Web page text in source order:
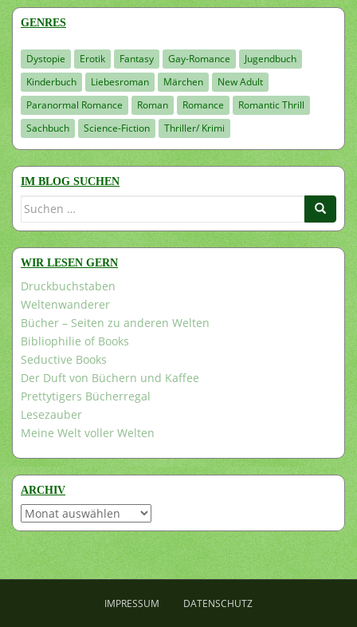
GENRES
Dystopie Erotik Fantasy Gay-Romance
Jugendbuch
Kinderbuch
Liebesroman Märchen
New Adult
Paranormal Romance
Roman Romance
Romantic Thrill
Sachbuch
Science-Fiction Thriller/ Krimi
IM BLOG SUCHEN
Suchen
WIR LESEN GERN
Druckbuchstaben
Weltenwanderer
Bücher – Seiten zu anderen Welten
Bibliophilie of Books
Seductive Books
Der Duft von Büchern und Kaffee
Prettytigers Bücherregal
Lesezauber
Meine Welt voller Welten
ARCHIV
Archiv
IMPRESSUM DATENSCHUTZ